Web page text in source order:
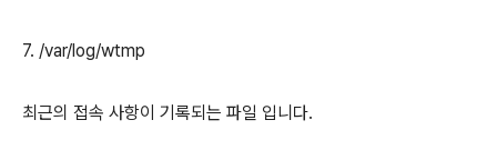
7. /var/log/wtmp
최근의 접속 사항이 기록되는 파일 입니다.